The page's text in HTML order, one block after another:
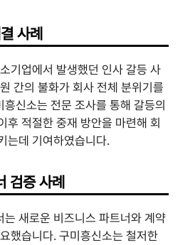
사례
기업에서 발생했던 인사 갈등 사
간의 불화가 회사 전체 분위기를
신소는 전문 조사를 통해 갈등의
후 적절한 중재 방안을 마련해 회
는데 기여하였습니다.
검증 사례
는 새로운 비즈니스 파트너와 계약
했습니다. 구미흥신소는 철저한